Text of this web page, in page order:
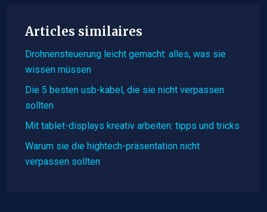
Articles similaires
Drohnensteuerung leicht gemacht: alles, was sie
wissen müssen
Die 5 besten usb-kabel, die sie nicht verpassen
sollten
Mit tablet-displays kreativ arbeiten: tipps und tricks
Warum sie die hightech-präsentation nicht
verpassen sollten